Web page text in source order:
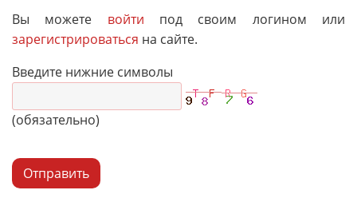
Вы можете войти под своим логином или
зарегистрироваться на сайте.
Введите нижние символы
(обязательно)
Отправить